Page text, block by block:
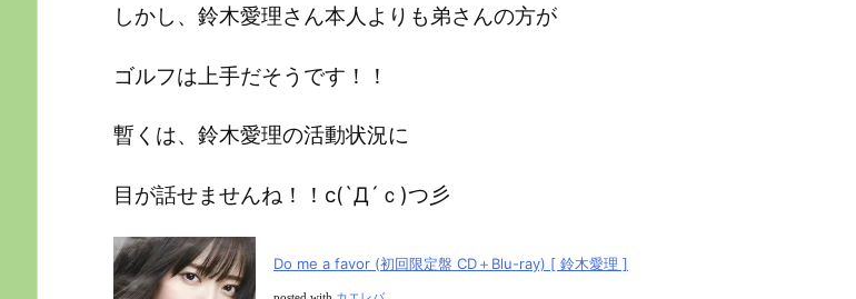
しかし、鈴木愛理さん本人よりも弟さんの方が
ゴルフは上手だそうです！！
暫くは、鈴木愛理の活動状況に
目が話せませんね！！c(`Д´ｃ)つ彡
Do me a favor (初回限定盤 CD＋Blu-ray) [ 鈴木愛理 ]